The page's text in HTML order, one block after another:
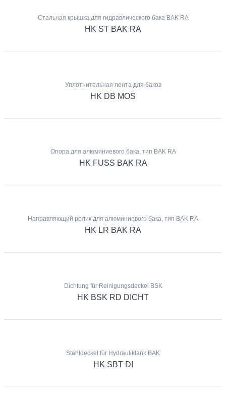
Стальная крышка для гидравлического бака BAK RA
HK ST BAK RA
Уплотнительная лента для баков
HK DB MOS
Опора для алюминиевого бака, тип BAK RA
HK FUSS BAK RA
Направляющий ролик для алюминиевого бака, тип BAK RA
HK LR BAK RA
Dichtung für Reinigungsdeckel BSK
HK BSK RD DICHT
Stahldeckel für Hydrauliktank BAK
HK SBT DI